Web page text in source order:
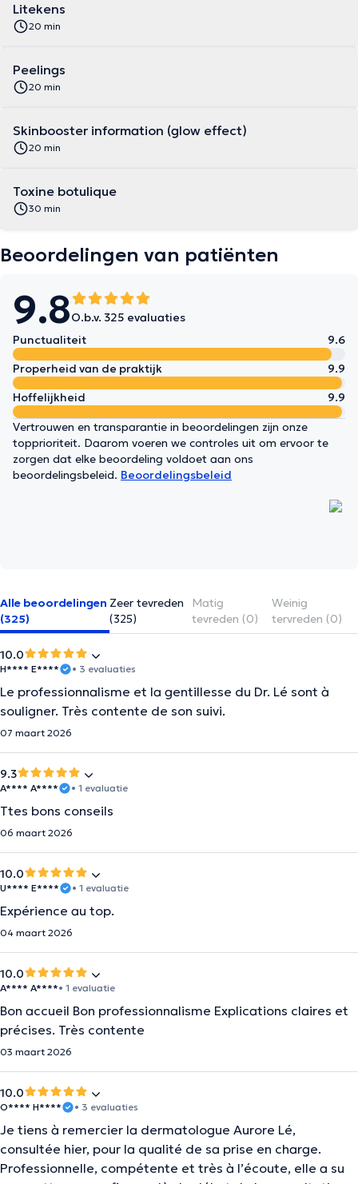
Litekens
20 min
Peelings
20 min
Skinbooster information (glow effect)
20 min
Toxine botulique
30 min
Beoordelingen van patiënten
9.8O.b.v. 325 evaluaties
Punctualiteit
9.6
Properheid van de praktijk
9.9
Hoffelijkheid
9.9
Vertrouwen en transparantie in beoordelingen zijn onze
topprioriteit. Daarom voeren we controles uit om ervoor te
zorgen dat elke beoordeling voldoet aan ons
beoordelingsbeleid. Beoordelingsbeleid
Alle beoordelingen
(325)
Zeer tevreden
(325)
Matig
tevreden (0)
Weinig
tervreden (0)
10.0
H**** E**** • 3 evaluaties
Le professionnalisme et la gentillesse du Dr. Lé sont à
souligner. Très contente de son suivi.
07 maart 2026
9.3
A**** A**** • 1 evaluatie
Ttes bons conseils
06 maart 2026
10.0
U**** E**** • 1 evaluatie
Expérience au top.
04 maart 2026
10.0
A**** A****• 1 evaluatie
Bon accueil Bon professionnalisme Explications claires et
précises. Très contente
03 maart 2026
10.0
O**** H**** • 3 evaluaties
Je tiens à remercier la dermatologue Aurore Lé,
consultée hier, pour la qualité de sa prise en charge.
Professionnelle, compétente et très à l’écoute, elle a su